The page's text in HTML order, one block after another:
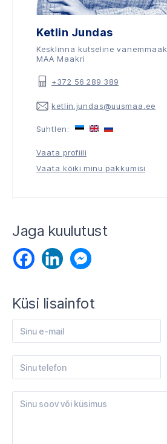
Ketlin Jundas
Kesklinna kutseline
MAA Maakri
+372 56 289 389
ketlin.jundas@uusmaa.ee
Suhtlen:
Vaata profiili
Vaata kõiki minu pakkumisi
Jaga kuulutust
Küsi lisainfot